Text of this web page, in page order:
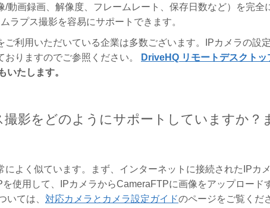
動画録画、解像度、フレームレート、保存日数など）を完全
ラプス撮影を容易にサポートできます。
利用いただいている企業は多数ございます。IPカメラの設
りますのでご参照ください。
DriveHQ リモートデスクトッ
いたします。
撮影をどのようにサポートしていますか？
よく似ています。まず、インターネットに接続されたIPカ
使用して、IPカメラからCameraFTPに画像をアップロード
いては、 対応カメラとカメラ設定ガイドのページをご覧くだ